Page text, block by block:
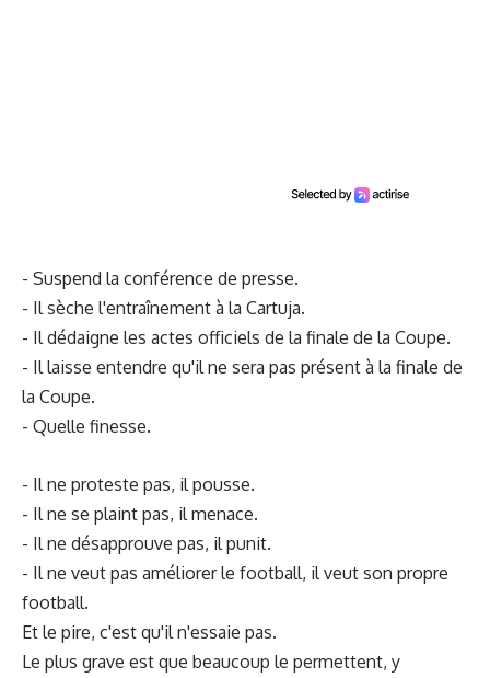
- Suspend la conférence de presse.
- Il sèche l'entraînement à la Cartuja.
- Il dédaigne les actes officiels de la finale de la Coupe.
- Il laisse entendre qu'il ne sera pas présent à la finale de
la Coupe.
- Quelle finesse.
- Il ne proteste pas, il pousse.
- Il ne se plaint pas, il menace.
- Il ne désapprouve pas, il punit.
- Il ne veut pas améliorer le football, il veut son propre
football.
Et le pire, c'est qu'il n'essaie pas.
Le plus grave est que beaucoup le permettent, y